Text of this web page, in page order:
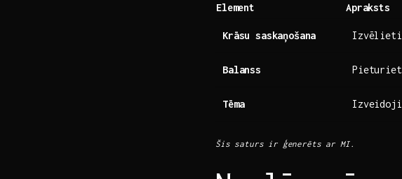
Element Apraksts
Krāsu saskaņošana
Balanss
Tēma
Šis saturs ir ģenerēts ar MI.